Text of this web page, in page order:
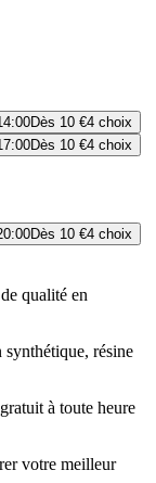
Dès 10 €4 choix
Dès 10 €4 choix
Dès 10 €4 choix
qualité en
synthétique, résine
à toute heure
votre meilleur